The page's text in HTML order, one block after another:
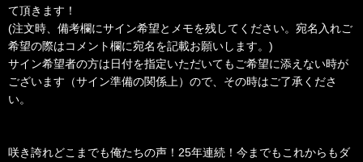
て頂きます！
(注文時、備考欄にサイン希望とメモを残してください。宛名入れご
希望の際はコメント欄に宛名を記載お願いします。)
サイン希望者の方は日付を指定いただいてもご希望に添えない時が
ございます（サイン準備の関係上）ので、その時はご了承くださ
い。
咲き誇れどこまでも俺たちの声！25年連続！今までもこれからもダ